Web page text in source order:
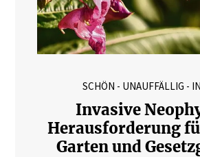
SCHÖN - UNAUFFÄLLIG -
Invasive
Herausforderung
Garten und